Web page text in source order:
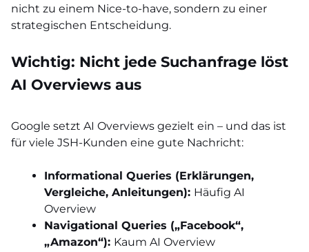
nicht zu einem Nice-to-have, sondern zu einer
strategischen Entscheidung.
Wichtig: Nicht jede Suchanfrage löst
AI Overviews aus
Google setzt AI Overviews gezielt ein – und das ist
für viele JSH-Kunden eine gute Nachricht:
Informational Queries (Erklärungen,
Vergleiche, Anleitungen): Häufig AI
Overview
Navigational Queries („Facebook“,
„Amazon“): Kaum AI Overview